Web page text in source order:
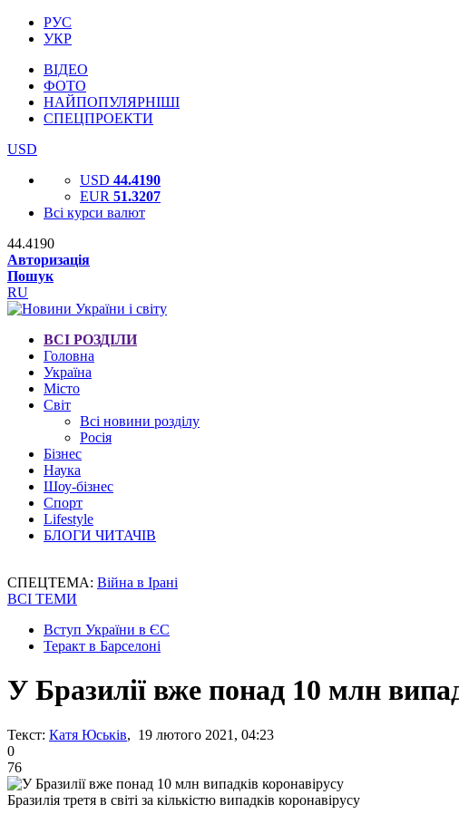
РУС
УКР
ВІДЕО
ФОТО
НАЙПОПУЛЯРНІШІ
СПЕЦПРОЕКТИ
USD
USD 44.4190
EUR 51.3207
Всі курси валют
44.4190
Авторизація
Пошук
RU
ВСІ РОЗДІЛИ
Головна
Україна
Місто
Світ
Всі новини розділу
Росія
Бізнес
Наука
Шоу-бізнес
Спорт
Lifestyle
БЛОГИ ЧИТАЧІВ
СПЕЦТЕМА: Війна в Ірані
ВСІ ТЕМИ
Вступ України в ЄС
Теракт в Барселоні
У Бразилії вже понад 10 млн
Текст: Катя Юськів, 19 лютого 2021, 04:23
0
76
Бразилія третя в світі за кількістю випадків коронавірусу